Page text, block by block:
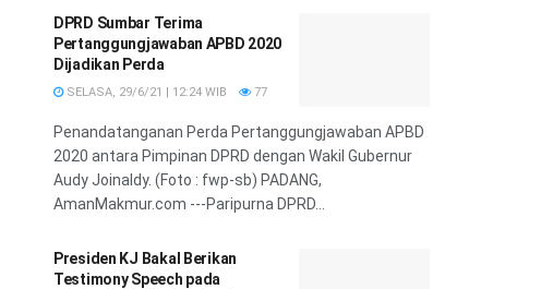
DPRD Sumbar Terima
Pertanggungjawaban APBD 2020
Dijadikan Perda
SELASA, 29/6/21 | 12:24 WIB 77
Penandatanganan Perda Pertanggungjawaban APBD
2020 antara Pimpinan DPRD dengan Wakil Gubernur
Audy Joinaldy. (Foto : fwp-sb) PADANG,
AmanMakmur.com ---Paripurna DPRD...
Presiden KJ Bakal Berikan
Testimony Speech pada